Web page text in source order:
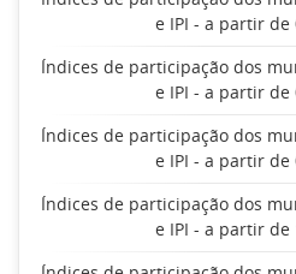
e IPI - a partir de
Índices de participação dos
e IPI - a partir de
Índices de participação dos
e IPI - a partir de
Índices de participação dos
e IPI - a partir de